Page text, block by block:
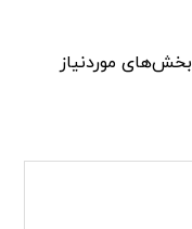
بخش‌های موردنیاز